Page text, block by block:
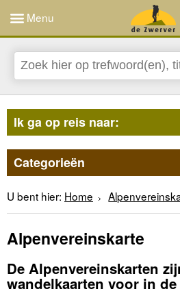
Menu
Ik ga op reis naar:
Categorieën
U bent hier: Home
Alpenvereinskarte
De Alpenvereinskarten
wandelkaarten voor in